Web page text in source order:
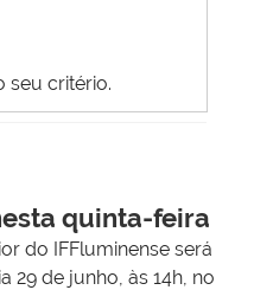
seu critério.
quinta-feira
do IFFluminense será
29 de junho, às 14h, no